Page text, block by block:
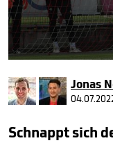
seconds
of
57
seconds
Jonas
Schnappt sich